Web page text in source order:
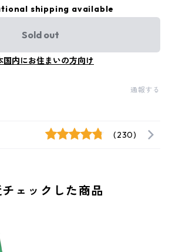
shipping available
Sold out
国内にお住まいの方向け
通報する
(230)
ェックした商品